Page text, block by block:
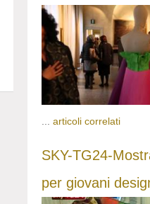
articoli correlati
SKY-TG24-
per giovani